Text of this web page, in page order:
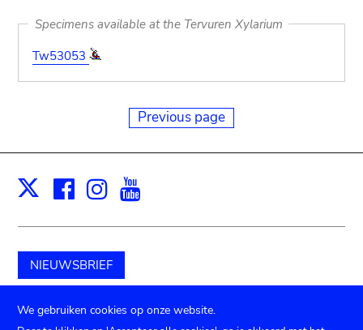
Specimens available at the Tervuren Xylarium
Tw53053
Previous page
X Facebook
Instagram
NIEUWSBRIEF
Schenk aan het museum
We gebruiken cookies op onze website.